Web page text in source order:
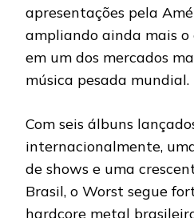
apresentações pela
ampliando ainda mais
em um dos mercados
música pesada mundial.
Com seis álbuns
internacionalmente,
de shows e uma
Brasil, o Worst segue
hardcore metal